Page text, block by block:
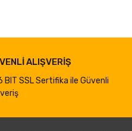
ALIŞVERİŞ
BIT SSL Sertifika ile Güvenli